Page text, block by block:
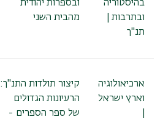
בהיסטוריה
ובתרבות |
תנ"ך
ובספרות יהודית
מהבית השני
ארכיאולוגיה
וארץ ישראל
קיצור תולדות התנ"ך:
הרעיונות הגדולים
של ספר הספרים -